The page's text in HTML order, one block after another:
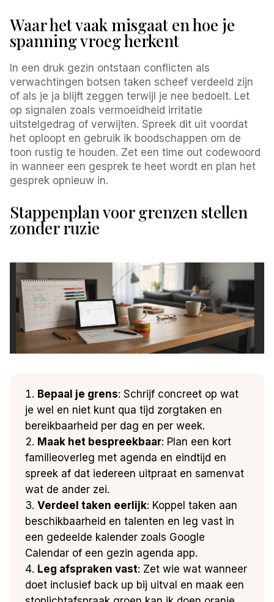
Waar het vaak misgaat en hoe je
spanning vroeg herkent
In een druk gezin ontstaan conflicten als
verwachtingen botsen taken scheef verdeeld zijn
of als je ja blijft zeggen terwijl je nee bedoelt. Let
op signalen zoals vermoeidheid irritatie
uitstelgedrag of verwijten. Spreek dit uit voordat
het oploopt en gebruik ik boodschappen om de
toon rustig te houden. Zet een time out codewoord
in wanneer een gesprek te heet wordt en plan het
gesprek opnieuw in.
Stappenplan voor grenzen stellen
zonder ruzie
Bepaal je grens: Schrijf concreet op wat
je wel en niet kunt qua tijd zorgtaken en
bereikbaarheid per dag en per week.
Maak het bespreekbaar: Plan een kort
familieoverleg met agenda en eindtijd en
spreek af dat iedereen uitpraat en samenvat
wat de ander zei.
Verdeel taken eerlijk: Koppel taken aan
beschikbaarheid en talenten en leg vast in
een gedeelde kalender zoals Google
Calendar of een gezin agenda app.
Leg afspraken vast: Zet wie wat wanneer
doet inclusief back up bij uitval en maak een